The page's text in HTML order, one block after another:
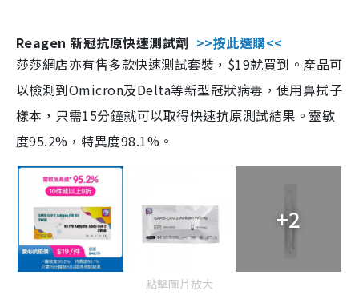
Reagen 新冠抗原快速測試劑 >>按此選購<<
莎莎網店亦有售多款快速測試套裝，$19就買到。產品可
以檢測到Omicron及Delta等新型冠狀病毒，使用鼻拭子
樣本，只需15分鐘就可以取得快速抗原測試結果。靈敏
度95.2%，特異度98.1%。
+2
點擊圖片放大